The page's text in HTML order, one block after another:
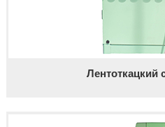
Лентоткацкий